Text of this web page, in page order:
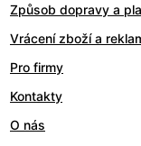
Způsob dopravy a
Vrácení zboží a
Pro firmy
Kontakty
O nás